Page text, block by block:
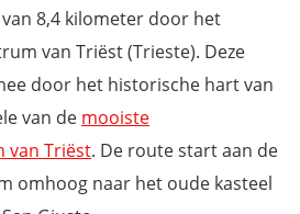
8,4 kilometer door het
van Triëst (Trieste). Deze
door het historische hart van
van de mooiste
van Triëst. De route start aan de
omhoog naar het oude kasteel